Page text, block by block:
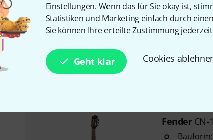
Einstellungen. Wenn das für Sie okay ist,
Statistiken und Marketing einfach durch
Sie können Ihre erteilte Zustimmung
Geht klar Cookies
Fender CN-
Decke:
Boden
Fender CN-